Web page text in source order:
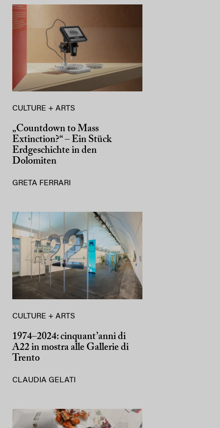
CULTURE + ARTS
„Countdown to Mass
Extinction?“ – Ein Stück
Erdgeschichte in den
Dolomiten
GRETA FERRARI
CULTURE + ARTS
1974–2024: cinquant’anni di
A22 in mostra alle Gallerie di
Trento
CLAUDIA GELATI